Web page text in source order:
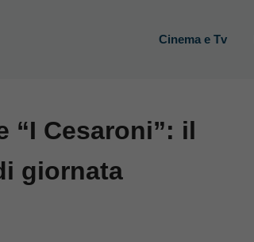
Cinema e Tv
“I Cesaroni”: il
giornata